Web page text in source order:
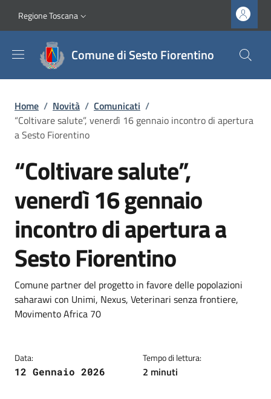
Slim top
Regione Toscana
Comune di Sesto Fiorentino
Briciole di pane
Home / Novità / Comunicati /
“Coltivare salute”, venerdì 16 gennaio incontro di apertura
a Sesto Fiorentino
“Coltivare salute”,
venerdì 16 gennaio
incontro di apertura a
Sesto Fiorentino
Dettagli
Descrizione breve
Comune partner del progetto in favore delle popolazioni
saharawi con Unimi, Nexus, Veterinari senza frontiere,
Movimento Africa 70
Data:
12 Gennaio 2026
Tempo di lettura:
2 minuti